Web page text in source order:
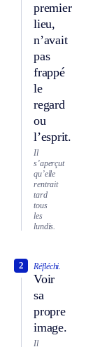
premier
lieu,
n’avait
pas
frappé
le
regard
ou
l’esprit.
Il
s’aperçut
qu’elle
rentrait
tard
tous
les
lundis.
Réfléchi.
Voir
sa
propre
image.
2
Il